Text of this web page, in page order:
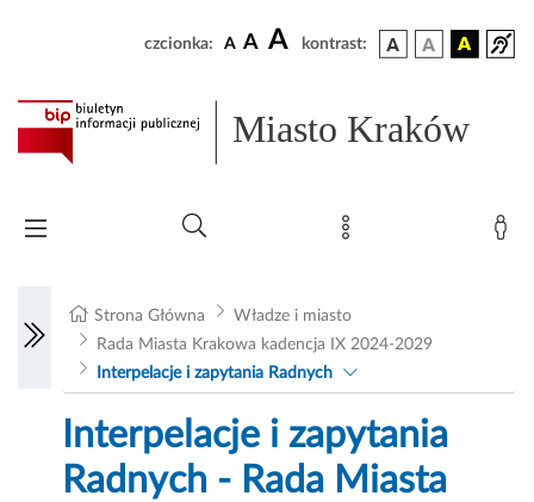
czcionka: A A A kontrast:
Miasto Kraków
Strona Główna
Władze i miasto
Rada Miasta Krakowa kadencja IX 2024-2029
Interpelacje i zapytania Radnych
Interpelacje i zapytania
Radnych - Rada Miasta